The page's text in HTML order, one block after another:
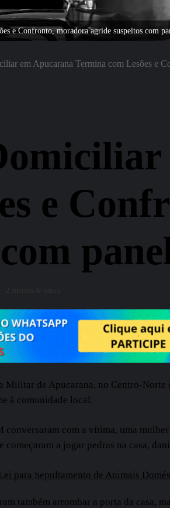
e Confronto, moradora agride suspeitos com
em Apucarana Termina com Lesões e
e
Militar de Apucarana, no Centro-
à comunidade local.
conversaram com a vítima, uma
começaram a jogar pedras na casa,
para Sepultamento de Animais
também arrombar a porta da casa,